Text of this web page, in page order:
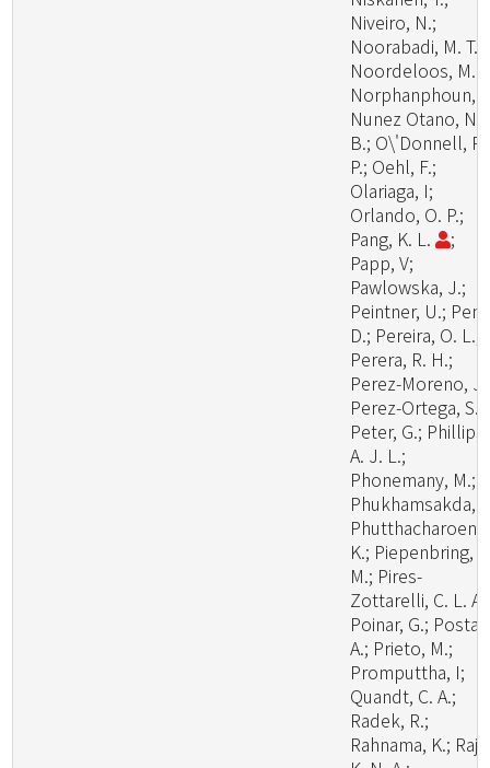
Niveiro, N.;
Noorabadi, M. T.;
Noordeloos, M.
Norphanphoun,
Nunez Otano, N.
B.; O\'Donnell, R.
P.; Oehl, F.;
Olariaga, I;
Orlando, O. P.;
Pang, K. L.
;
Papp, V;
Pawlowska, J.;
Peintner, U.;
D.; Pereira, O. L.;
Perera, R. H.;
Perez-Moreno,
Perez-Ortega, S.;
Peter, G.; Phillips,
A. J. L.;
Phonemany, M.;
Phukhamsakda,
Phutthacharoen,
K.; Piepenbring,
M.; Pires-
Zottarelli, C. L. A.;
Poinar, G.; Posta,
A.; Prieto, M.;
Promputtha, I;
Quandt, C. A.;
Radek, R.;
Rahnama, K.; Raj,